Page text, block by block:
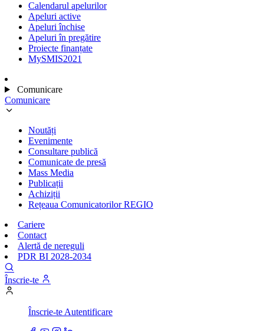
Calendarul apelurilor
Apeluri active
Apeluri închise
Apeluri în pregătire
Proiecte finanțate
MySMIS2021
Comunicare
Comunicare
Noutăți
Evenimente
Consultare publică
Comunicate de presă
Mass Media
Publicații
Achiziții
Rețeaua Comunicatorilor REGIO
Cariere
Contact
Alertă de nereguli
PDR BI 2028-2034
Înscrie-te
Înscrie-te Autentificare